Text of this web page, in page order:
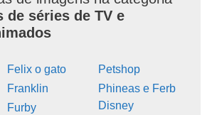
de séries de TV e
Felix o gato
Franklin
Furby
Petshop
Phineas e Ferb
Disney